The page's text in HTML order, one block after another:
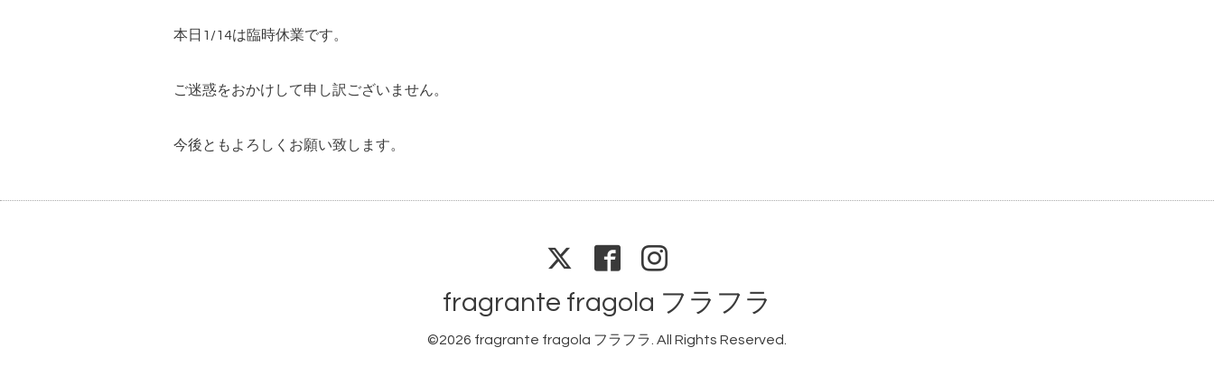
本日1/14は臨時休業です。
ご迷惑をおかけして申し訳ございません。
今後ともよろしくお願い致します。
fragrante fragola フラフラ
©2026 fragrante fragola フラフラ. All Rights Reserved.